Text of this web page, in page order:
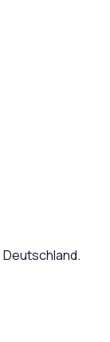
Deutschland.